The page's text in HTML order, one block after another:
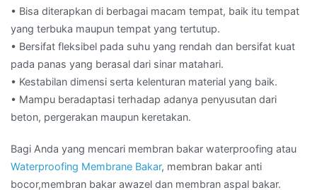
• Bisa diterapkan di berbagai macam tempat, baik itu tempat
yang terbuka maupun tempat yang tertutup.
• Bersifat fleksibel pada suhu yang rendah dan bersifat kuat
pada panas yang berasal dari sinar matahari.
• Kestabilan dimensi serta kelenturan material yang baik.
• Mampu beradaptasi terhadap adanya penyusutan dari
beton, pergerakan maupun keretakan.
Bagi Anda yang mencari membran bakar waterproofing atau
Waterproofing Membrane Bakar, membran bakar anti
bocor,membran bakar awazel dan membran aspal bakar.